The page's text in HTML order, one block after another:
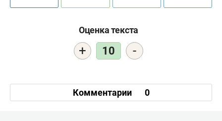
Оценка текста
+ 10 -
Комментарии 0